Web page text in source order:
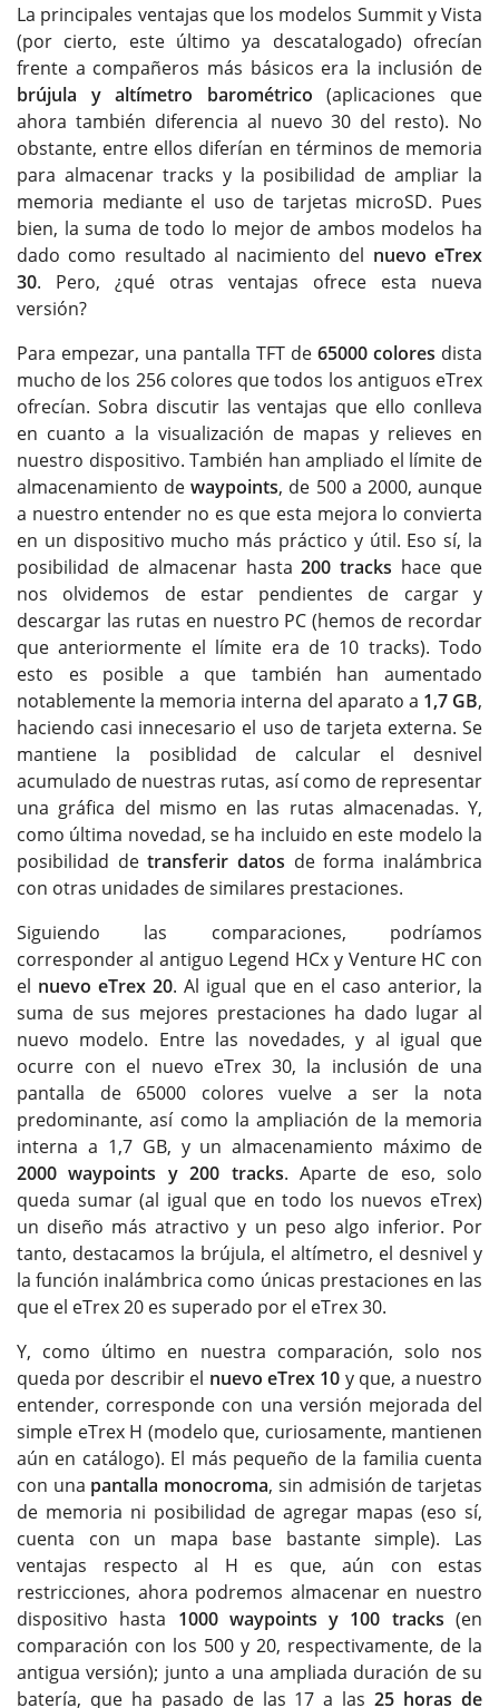
La principales ventajas que los modelos Summit y Vista
(por cierto, este último ya descatalogado) ofrecían
frente a compañeros más básicos era la inclusión de
brújula y altímetro barométrico (aplicaciones que
ahora también diferencia al nuevo 30 del resto). No
obstante, entre ellos diferían en términos de memoria
para almacenar tracks y la posibilidad de ampliar la
memoria mediante el uso de tarjetas microSD. Pues
bien, la suma de todo lo mejor de ambos modelos ha
dado como resultado al nacimiento del nuevo eTrex
30. Pero, ¿qué otras ventajas ofrece esta nueva
versión?
Para empezar, una pantalla TFT de 65000 colores dista
mucho de los 256 colores que todos los antiguos eTrex
ofrecían. Sobra discutir las ventajas que ello conlleva
en cuanto a la visualización de mapas y relieves en
nuestro dispositivo. También han ampliado el límite de
almacenamiento dewaypoints, de 500 a 2000, aunque
a nuestro entender no es que esta mejora lo convierta
en un dispositivo mucho más práctico y útil. Eso sí, la
posibilidad de almacenar hasta200 tracks hace que
nos olvidemos de estar pendientes de cargar y
descargar las rutas en nuestro PC (hemos de recordar
que anteriormente el límite era de 10 tracks). Todo
esto es posible a que también han aumentado
notablemente la memoria interna del aparato a 1,7 GB,
haciendo casi innecesario el uso de tarjeta externa. Se
mantiene la posiblidad de calcular el desnivel
acumulado de nuestras rutas, así como de representar
una gráfica del mismo en las rutas almacenadas. Y,
como última novedad, se ha incluido en este modelo la
posibilidad detransferir datos de forma inalámbrica
con otras unidades de similares prestaciones.
Siguiendo las comparaciones, podríamos
corresponder al antiguo Legend HCx y Venture HC con
el nuevo eTrex 20. Al igual que en el caso anterior, la
suma de sus mejores prestaciones ha dado lugar al
nuevo modelo. Entre las novedades, y al igual que
ocurre con el nuevo eTrex 30, la inclusión de una
pantalla de 65000 colores vuelve a ser la nota
predominante, así como la ampliación de la memoria
interna a 1,7 GB, y un almacenamiento máximo de
2000 waypoints y 200 tracks. Aparte de eso, solo
queda sumar (al igual que en todo los nuevos eTrex)
un diseño más atractivo y un peso algo inferior. Por
tanto, destacamos la brújula, el altímetro, el desnivel y
la función inalámbrica como únicas prestaciones en las
que el eTrex 20 es superado por el eTrex 30.
Y, como último en nuestra comparación, solo nos
queda por describir el nuevo eTrex 10 y que, a nuestro
entender, corresponde con una versión mejorada del
simple eTrex H (modelo que, curiosamente, mantienen
aún en catálogo). El más pequeño de la familia cuenta
con una pantalla monocroma, sin admisión de tarjetas
de memoria ni posibilidad de agregar mapas (eso sí,
cuenta con un mapa base bastante simple). Las
ventajas respecto al H es que, aún con estas
restricciones, ahora podremos almacenar en nuestro
dispositivo hasta 1000 waypoints y 100 tracks (en
comparación con los 500 y 20, respectivamente, de la
antigua versión); junto a una ampliada duración de su
batería, que ha pasado de las 17 a las25 horas de